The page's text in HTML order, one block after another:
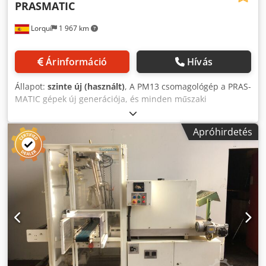
Lorquí 1 967 km
PRASMATIC
Árinformáció Hívás
Állapot: szinte új (használt), A PM13 csomagológép a PRAS-
MATIC gépek új generációja, és minden műszaki
jellemzővel rendelkezik, ami a zsugorfóliás, nagy
sebességű csomagoláshoz szükséges. A PM13, hegesztőrúd
nélkül, egy alsó fóliatekercset használ, amelyből
folyamatos mozgással, forgó kés segítségével vágják
méretre a polietilén fóliát, majd négy forgó rúd körbetekeri
azt a csomagolandó termékek körül. Ez a működési elv
lehetővé teszi a nagyon nagy munkasebesség elérését,
mivel megszünteti a hagyományos hegesztőrudak korlátait.
A tekercs leoldása, adagolása és vágása elektronikusan
vezérelt. A PM13-at kifejezetten nagy sebességű
zsugorfóliás csomagolásra tervezték: konzervdobozok, PVC
és PET palackok (kupakos vagy petaloid aljjal), üvegek,
üvegpalackok, mosószeres és műanyag flakonok esetén.
Apróhirdetés